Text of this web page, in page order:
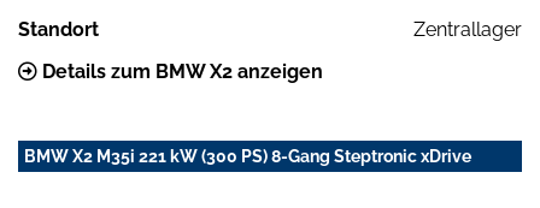
Standort
Zentrallager
Details zum BMW X2 anzeigen
BMW X2 M35i 221 kW (300 PS) 8-Gang Steptronic xDrive